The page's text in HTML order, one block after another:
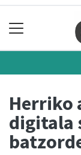
Herriko
digitala